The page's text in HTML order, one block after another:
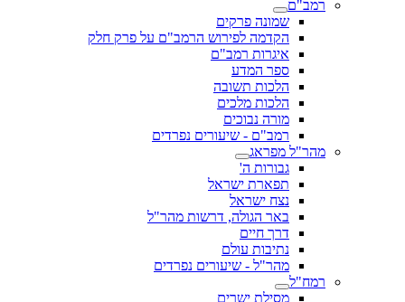
רמב"ם
שמונה פרקים
הקדמה לפירוש הרמב"ם על פרק חלק
איגרות רמב"ם
ספר המדע
הלכות תשובה
הלכות מלכים
מורה נבוכים
רמב"ם - שיעורים נפרדים
מהר"ל מפראג
גבורות ה'
תפארת ישראל
נצח ישראל
באר הגולה, דרשות מהר"ל
דרך חיים
נתיבות עולם
מהר"ל - שיעורים נפרדים
רמח"ל
מסילת ישרים